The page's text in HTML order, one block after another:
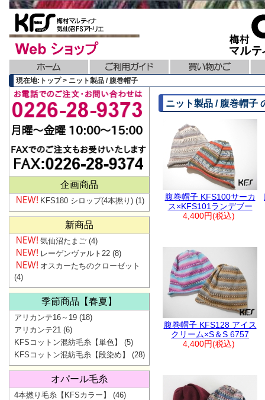
現在地:トップ > ニット製品 / 腹巻帽子
ニット製品 / 腹巻帽子
腹巻帽子 KFS100サーカ
ス×KFS101ランデブー
4,400円(税込)
腹巻帽子 KFS128 アイス
クリーム×S＆S 6757
4,400円(税込)
企画商品
KFS180 シロップ(4本撚り) (1)
新商品
気仙沼たまご (4)
レーゲンヴァルト22 (8)
オスカーたちのクローゼット
(4)
季節商品【春夏】
アリカンテ16～19 (18)
アリカンテ21 (6)
KFSコットン混紡毛糸【単色】
(5)
KFSコットン混紡毛糸【段染め】
(28)
オパール毛糸
4本撚り毛糸【KFSカラー】
(46)